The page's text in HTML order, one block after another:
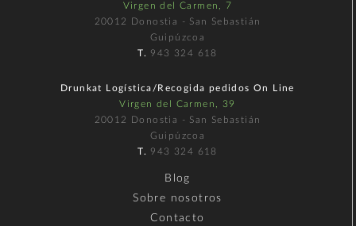
Virgen del Carmen, 7
20012 Donostia - San Sebastián
Guipúzcoa
T. 943 324 618
Drunkat Logística/Recogida pedidos On Line
Virgen del Carmen, 39
20012 Donostia - San Sebastián
Guipúzcoa
T. 943 324 618
Blog
Sobre nosotros
Contacto